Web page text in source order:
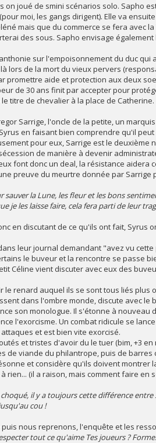
on joué de smini scénarios solo. Sapho
moi, les gangs dirigent). Elle va
mais que du commerce se fera avec
des sous. Sapho envisage
sur l'empoisonnement du duc
lors de la mort du vieux pervers
promettre aide et protection aux deux
de 30 ans finit par accepter pour
titre de chevalier à la place de Catherine.
Sarrige, l'oncle de la petite, un
en faisant bien comprendre qu'il
pour eux, Sarrige est le
de manière à devenir
font donc un deal, la résistance aidera
preuve du meurtre donnée par
la Lune, les fleur et les bons
je les laisse faire, cela fera parti de leur
en discutant de ce qu'ils ont fait, Syrus
leur journal demandant "avez vu
le buveur et la rencontre se passe
Céline vient discuter avec eux des
le renard auquel ils se sont tous liés plus
dans l'ombre monde, discute avec
son monologue. Il s'étonne à nouveau
l'exorcisme. Un combat ridicule se
et est bien vite exorcisé.
et tristes d'avoir du le tuer (bim, +3 en
de viande du philantrope, puis de
et considère qu'ils doivent montrer
rien... (il a raison, mais comment faire en
choqué, il y a toujours cette différence
cou !
nous reprenons, l'enquête et les
tout ce qu'aime Tes joueurs ?